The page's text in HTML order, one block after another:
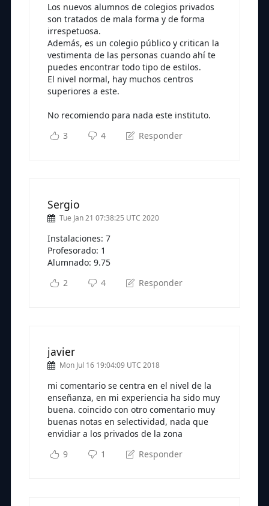
Los nuevos alumnos de colegios privados
son tratados de mala forma y de forma
irrespetuosa.
Además, es un colegio público y critican la
vestimenta de las personas cuando ahí te
puedes encontrar todo tipo de estilos.
El nivel normal, hay muchos centros
superiores a este.
No recomiendo para nada este instituto.
3
4 Responder
Sergio
Tue Jan 21 07:38:25 UTC 2020
Instalaciones: 7
Profesorado: 1
Alumnado: 9.75
2
4 Responder
javier
Mon Jul 16 19:04:09 UTC 2018
mi comentario se centra en el nivel de la
enseñanza, en mi experiencia ha sido muy
buena. coincido con otro comentario muy
buenas notas en selectividad, nada que
envidiar a los privados de la zona
9
1 Responder